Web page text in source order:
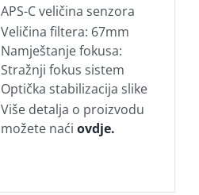
APS-C veličina senzora
Veličina filtera: 67mm
Namještanje fokusa:
Stražnji fokus sistem
Optička stabilizacija slike
Više detalja o proizvodu
možete naći ovdje.